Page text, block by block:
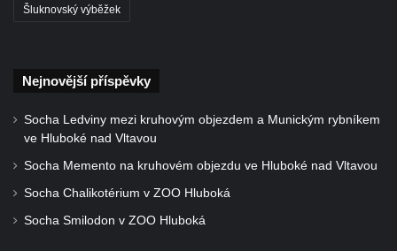
Rychnově u Jablonce nad Nisou
Kříž u rozcestí u domu čp. 53 v Maršovicích
Šluknovský výběžek
Nejnovější příspěvky
Socha Ledviny mezi kruhovým objezdem a Munickým rybníkem
ve Hluboké nad Vltavou
Socha Memento na kruhovém objezdu ve Hluboké nad Vltavou
Socha Chalikotérium v ZOO Hluboká
Socha Smilodon v ZOO Hluboká